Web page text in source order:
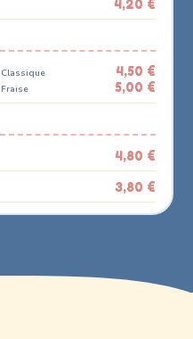
4,20 €
Classique 4,50 €
Fraise 5,00 €
4,80 €
3,80 €